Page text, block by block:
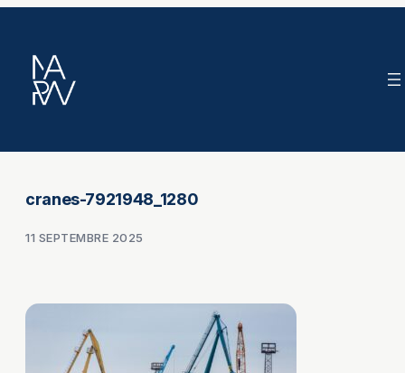
contenu
cranes-7921948_1280
11 SEPTEMBRE 2025